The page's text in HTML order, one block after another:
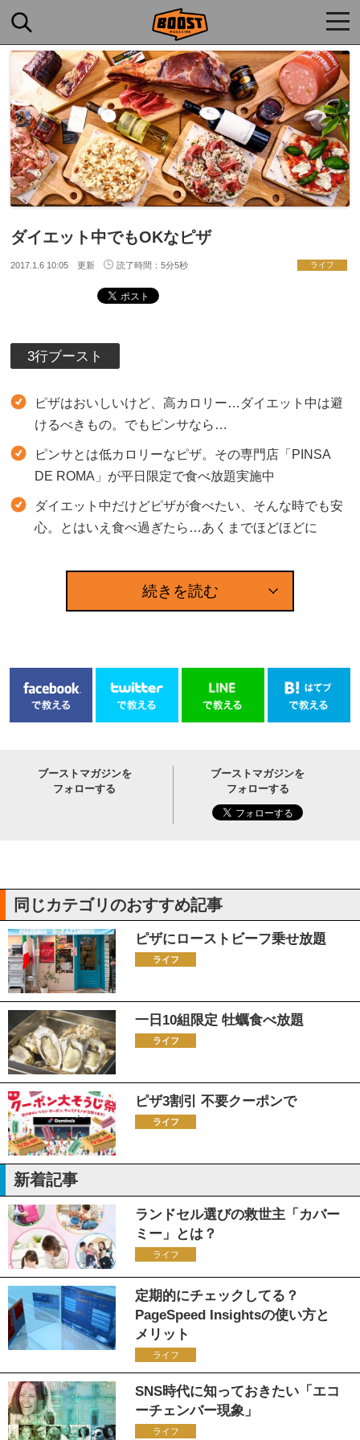
ダイエット中でもOKなピザ
2017.1.6 10:05 更新 読了時間：5分5秒 ライフ
3行ブースト
ピザはおいしいけど、高カロリー…ダイエット中は避
けるべきもの。でもピンサなら…
ピンサとは低カロリーなピザ。その専門店「PINSA
DE ROMA」が平日限定で食べ放題実施中
ダイエット中だけどピザが食べたい、そんな時でも安
心。とはいえ食べ過ぎたら…あくまでほどほどに
続きを読む
ブーストマガジンを
フォローする
ブーストマガジンを
フォローする
同じカテゴリのおすすめ記事
ピザにローストビーフ乗せ放題
ライフ
一日10組限定 牡蠣食べ放題
ライフ
ピザ3割引 不要クーポンで
ライフ
新着記事
ランドセル選びの救世主「カバー
ミー」とは？
ライフ
定期的にチェックしてる？
PageSpeed Insightsの使い方と
メリット
ライフ
SNS時代に知っておきたい「エコ
ーチェンバー現象」
ライフ